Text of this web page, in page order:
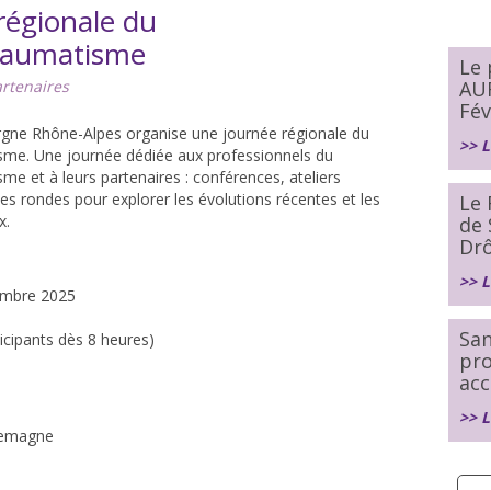
du
Rhône-Alpes organise une journée régionale du
Une journée dédiée aux professionnels du
et à leurs partenaires : conférences, ateliers
rondes pour explorer les évolutions récentes et les
2025
dès 8 heures)
Le
>>
Le
de
>>
>>